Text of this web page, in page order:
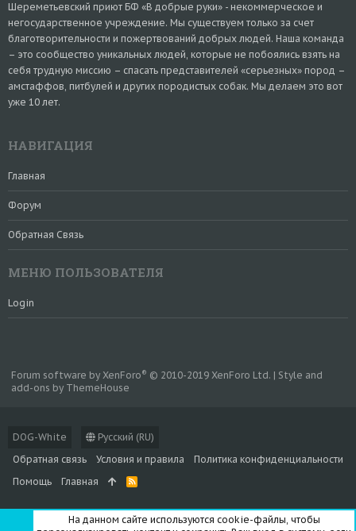
Шереметьевский приют БФ «В добрые руки» - некоммерческое и
негосударственное учреждение. Мы существуем только за счет
благотворительности и пожертвований добрых людей. Наша команда
– это сообщество уникальных людей, которые не побоялись взять на
себя трудную миссию – спасать представителей «серьезных» пород –
амстаффов, питбулей и других породистых собак. Мы делаем это вот
уже 10 лет.
НАВИГАЦИЯ
Главная
Форум
Обратная Связь
МЕНЮ ПОЛЬЗОВАТЕЛЯ
Login
DOG-White
Русский (RU)
Обратная связь
Условия и правила
Политика конфиденциальности
Помощь
Главная
R
Forum software by XenForo® © 2010-2019 XenForo Ltd. | Style and
add-ons by ThemeHouse
На данном сайте используются cookie-файлы, чтобы